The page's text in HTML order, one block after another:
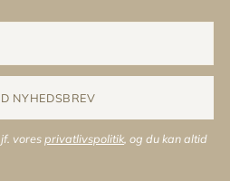
NYHEDSBREV
voresprivatlivspolitik , og du kan altid